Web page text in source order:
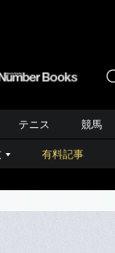
テニス 競馬
有料記事